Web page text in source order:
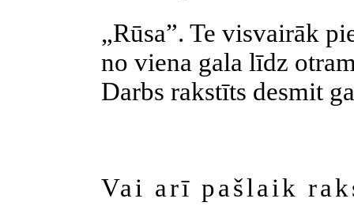
„Rūsa”. Te visvairāk
no viena gala līdz
Darbs rakstīts desmit
Vai arī pašlaik